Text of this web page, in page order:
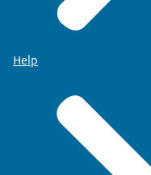
Help